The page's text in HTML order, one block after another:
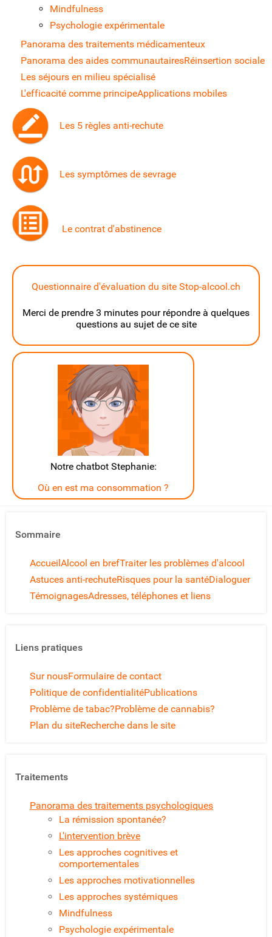
Mindfulness
Psychologie expérimentale
Panorama des traitements médicamenteux
Panorama des aides communautairesRéinsertion sociale
Les séjours en milieu spécialisé
L'efficacité comme principeApplications mobiles
Les 5 règles anti-rechute
Les symptômes de sevrage
Le contrat d'abstinence
Questionnaire d'évaluation du site Stop-alcool.ch
Merci de prendre 3 minutes pour répondre à quelques
questions au sujet de ce site
Notre chatbot Stephanie:
Où en est ma consommation ?
Sommaire
Accueil Alcool en brefTraiter les problèmes d'alcool
Astuces anti-rechuteRisques pour la santéDialoguer
TémoignagesAdresses, téléphones et liens
Liens pratiques
Sur nousFormulaire de contact
Politique de confidentialitéPublications
Problème de tabac?Problème de cannabis?
Plan du siteRecherche dans le site
Traitements
Panorama des traitements psychologiques
La rémission spontanée?
L'intervention brève
Les approches cognitives et
comportementales
Les approches motivationnelles
Les approches systémiques
Mindfulness
Psychologie expérimentale